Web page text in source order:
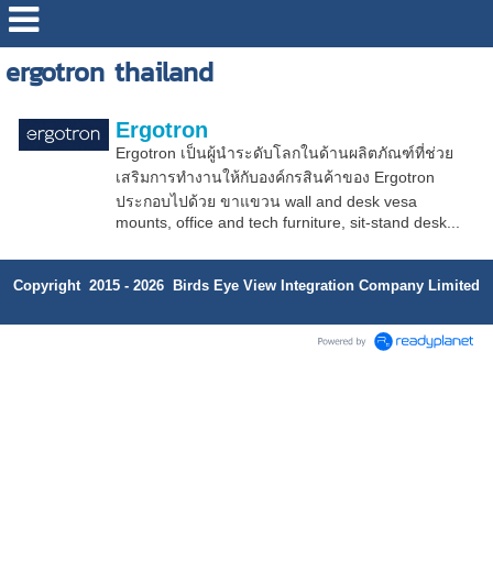
ergotron thailand
Ergotron
Ergotron เป็นผู้นำระดับโลกในด้านผลิตภัณฑ์ที่ช่วย
เสริมการทำงานให้กับองค์กรสินค้าของ Ergotron
ประกอบไปด้วย ขาแขวน wall and desk vesa
mounts, office and tech furniture, sit-stand desk...
Copyright 2015 - 2026 Birds Eye View Integration Company Limited